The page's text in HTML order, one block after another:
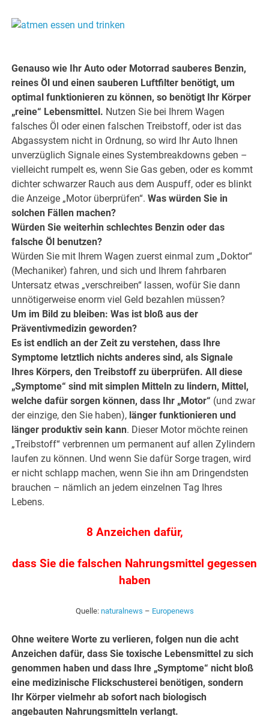
Genauso wie Ihr Auto oder Motorrad sauberes Benzin,
reines Öl und einen sauberen Luftfilter benötigt, um
optimal funktionieren zu können, so benötigt Ihr Körper
„reine“ Lebensmittel. Nutzen Sie bei Ihrem Wagen
falsches Öl oder einen falschen Treibstoff, oder ist das
Abgassystem nicht in Ordnung, so wird Ihr Auto Ihnen
unverzüglich Signale eines Systembreakdowns geben –
vielleicht rumpelt es, wenn Sie Gas geben, oder es kommt
dichter schwarzer Rauch aus dem Auspuff, oder es blinkt
die Anzeige „Motor überprüfen“.Was würden Sie in
solchen Fällen machen?
Würden Sie weiterhin schlechtes Benzin oder das
falsche Öl benutzen?
Würden Sie mit Ihrem Wagen zuerst einmal zum „Doktor“
(Mechaniker) fahren, und sich und Ihrem fahrbaren
Untersatz etwas „verschreiben“ lassen, wofür Sie dann
unnötigerweise enorm viel Geld bezahlen müssen?
Um im Bild zu bleiben: Was ist bloß aus der
Präventivmedizin geworden?
Es ist endlich an der Zeit zu verstehen, dass Ihre
Symptome letztlich nichts anderes sind, als Signale
Ihres Körpers, den Treibstoff zu überprüfen. All diese
„Symptome“ sind mit simplen Mitteln zu lindern, Mittel,
welche dafür sorgen können, dass Ihr „Motor“ (und zwar
der einzige, den Sie haben), länger funktionieren und
länger produktiv sein kann. Dieser Motor möchte reinen
„Treibstoff“ verbrennen um permanent auf allen Zylindern
laufen zu können. Und wenn Sie dafür Sorge tragen, wird
er nicht schlapp machen, wenn Sie ihn am Dringendsten
brauchen – nämlich an jedem einzelnen Tag Ihres
Lebens.
8 Anzeichen dafür,
dass Sie die falschen Nahrungsmittel gegessen
haben
Quelle: naturalnews – Europenews
Ohne weitere Worte zu verlieren, folgen nun die acht
Anzeichen dafür, dass Sie toxische Lebensmittel zu sich
genommen haben und dass Ihre „Symptome“ nicht bloß
eine medizinische Flickschusterei benötigen, sondern
Ihr Körper vielmehr ab sofort nach biologisch
angebauten Nahrungsmitteln verlangt.